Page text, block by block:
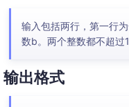
输入包括两行，第一行
数b。两个整数都不超过
输出格式